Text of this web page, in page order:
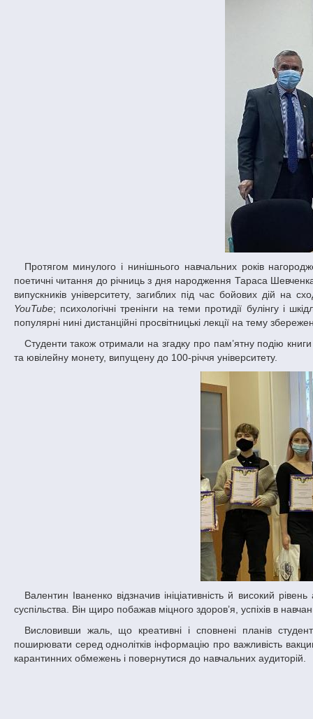
Протягом минулого і нинішнього навчальних років нагороджені студенти були задіяні у багатьох гуманітарних заходах. Це, зокрема, –
поетичні читання до річниць з дня народження Тараса Шевченка
випускників університету, загиблих під час бойових дій на
YouTube; психологічні тренінги на теми протидії булінгу і
популярні нині дистанційні просвітницькі лекції на тему
Студенти також отримали на згадку про пам’ятну подію книги «А найбільша гордість університету – його люди» і «Університет поетичний»
та ювілейну монету, випущену до 100-річчя університету.
Валентин Іваненко відзначив ініціативність й високий рівень активності і культури студентства, яке є справжнім авангардом українського
суспільства. Він щиро побажав міцного здоров’я, успіхів в
Висловивши жаль, що креативні і сповнені планів студенти вимушені вчитися дистанційно, Валентин Васильович закликав молодь
поширювати серед однолітків інформацію про важливість
карантинних обмежень і повернутися до навчальних аудиторій.